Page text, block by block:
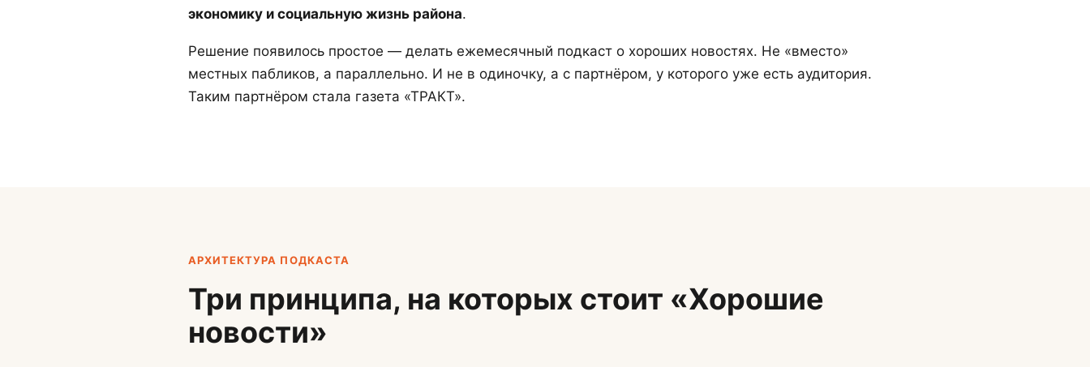
экономику и социальную жизнь района.
Решение появилось простое — делать ежемесячный подкаст о хороших новостях. Не «вместо»
местных пабликов, а параллельно. И не в одиночку, а с партнёром, у которого уже есть аудитория.
Таким партнёром стала газета «ТРАКТ».
АРХИТЕКТУРА ПОДКАСТА
Три принципа, на которых стоит «Хорошие
новости»